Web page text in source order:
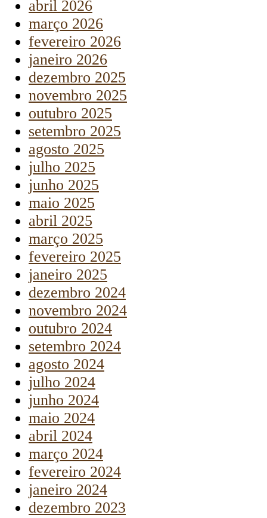
abril 2026
março 2026
fevereiro 2026
janeiro 2026
dezembro 2025
novembro 2025
outubro 2025
setembro 2025
agosto 2025
julho 2025
junho 2025
maio 2025
abril 2025
março 2025
fevereiro 2025
janeiro 2025
dezembro 2024
novembro 2024
outubro 2024
setembro 2024
agosto 2024
julho 2024
junho 2024
maio 2024
abril 2024
março 2024
fevereiro 2024
janeiro 2024
dezembro 2023